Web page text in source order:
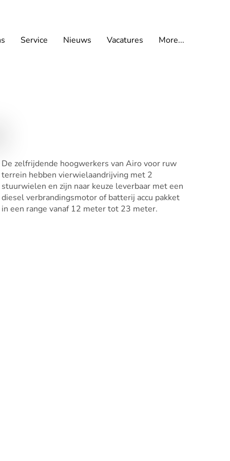
Service Nieuws Vacatures More...
De zelfrijdende hoogwerkers van Airo voor ruw
terrein hebben vierwielaandrijving met 2
stuurwielen en zijn naar keuze leverbaar met een
diesel verbrandingsmotor of batterij accu pakket
in een range vanaf 12 meter tot 23 meter.